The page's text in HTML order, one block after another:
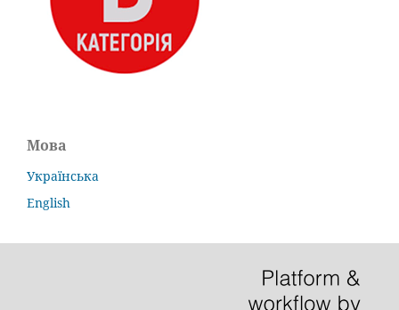
Мова
Українська
English